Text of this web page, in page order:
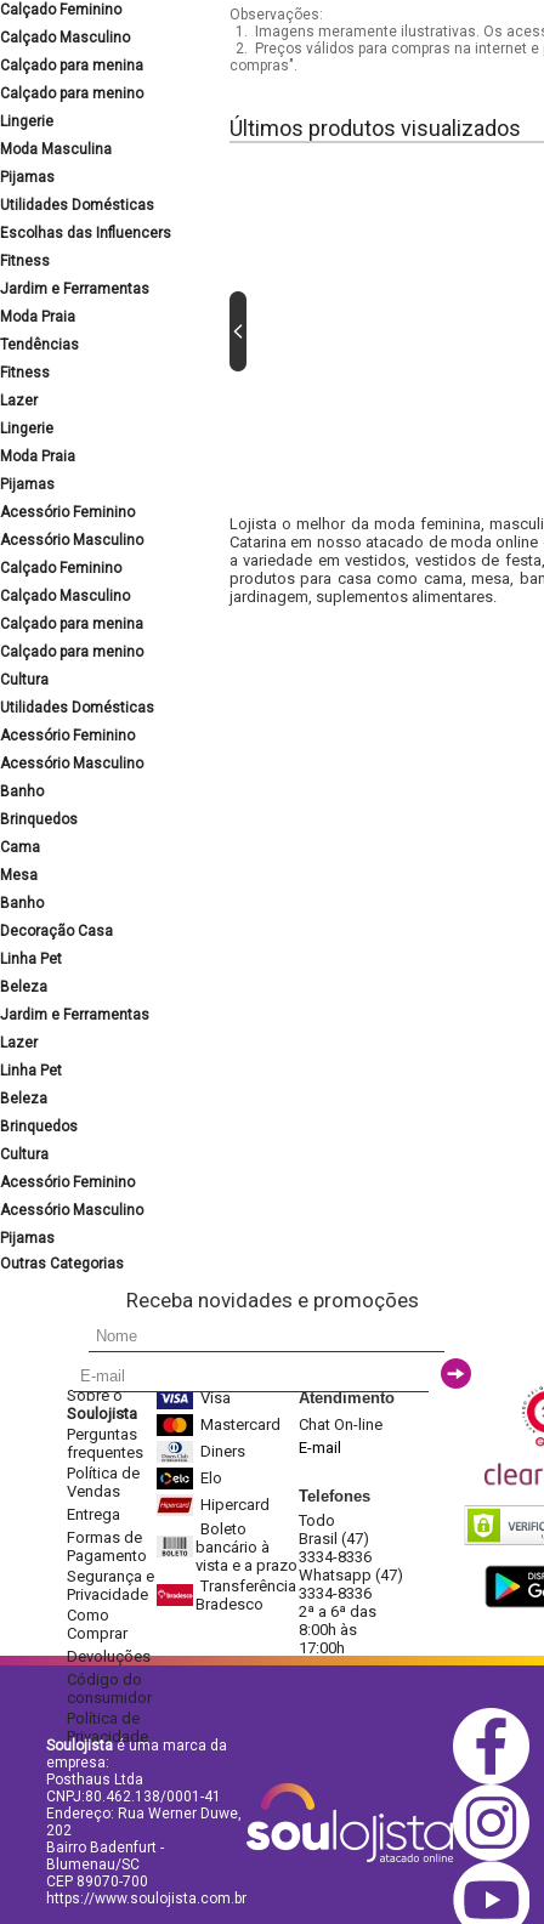
Calçado Feminino
Calçado Masculino
Calçado para menina
Calçado para menino
Lingerie
Moda Masculina
Pijamas
Utilidades Domésticas
Escolhas das Influencers
Fitness
Jardim e Ferramentas
Moda Praia
Tendências
Fitness
Lazer
Lingerie
Moda Praia
Pijamas
Acessório Feminino
Acessório Masculino
Calçado Feminino
Calçado Masculino
Calçado para menina
Calçado para menino
Cultura
Utilidades Domésticas
Acessório Feminino
Acessório Masculino
Banho
Brinquedos
Cama
Mesa
Banho
Decoração Casa
Linha Pet
Beleza
Jardim e Ferramentas
Lazer
Linha Pet
Beleza
Brinquedos
Cultura
Acessório Feminino
Acessório Masculino
Pijamas
Outras Categorias
Observações:
1.
Imagens meramente ilustrativas. Os
2.
Preços válidos para compras na internet
compras".
Últimos produtos visualizados
Lojista o melhor da moda feminina,
Catarina em nosso atacado de moda
a variedade em vestidos, vestidos de
produtos para casa como cama, mesa,
jardinagem, suplementos alimentares.
Receba novidades e promoções
Sobre o
Soulojista
Perguntas
frequentes
Política de
Vendas
Entrega
Formas de
Pagamento
Segurança e
Privacidade
Como
Comprar
Devoluções
Código do
consumidor
Política de
Privacidade
Visa
Mastercard
Diners
Elo
Hipercard
Boleto
bancário à
vista e a prazo
Transferência
Bradesco
Atendimento
Chat On-line
E-mail
Telefones
Todo
Brasil (47)
3334-8336
Whatsapp (47)
3334-8336
2ª a 6ª das
8:00h às
17:00h
Soulojistaé uma marca da
empresa:
Posthaus Ltda
CNPJ:80.462.138/0001-41
Endereço: Rua Werner Duwe,
202
Bairro Badenfurt -
Blumenau/SC
CEP 89070-700
https://www.soulojista.com.br